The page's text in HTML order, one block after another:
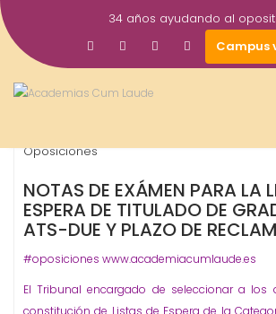
Saltar
al
contenido
34 años ayudando al
Campus
Jun
2016
Oposiciones
NOTAS DE EXÁMEN PARA LA
ESPERA DE TITULADO DE
ATS-DUE Y PLAZO DE
#oposiciones www.academiacumlaude.es
El Tribunal encargado de seleccionar a los
constitución de Listas de Espera de la